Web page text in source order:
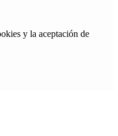
y la aceptación de